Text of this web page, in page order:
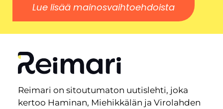
Lue lisää mainosvaihtoehdoista
Reimari on sitoutumaton uutislehti, joka
kertoo Haminan, Miehikkälän ja Virolahden